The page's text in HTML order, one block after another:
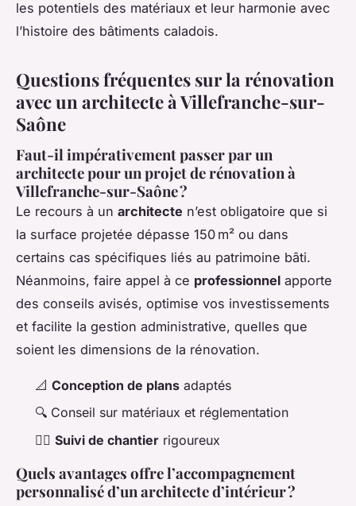
les potentiels des matériaux et leur harmonie avec
l’histoire des bâtiments caladois.
Questions fréquentes sur la rénovation
avec un architecte à Villefranche-sur-
Saône
Faut-il impérativement passer par un
architecte pour un projet de rénovation à
Villefranche-sur-Saône ?
Le recours à un architecte n’est obligatoire que si
la surface projetée dépasse 150 m² ou dans
certains cas spécifiques liés au patrimoine bâti.
Néanmoins, faire appel à ce professionnel apporte
des conseils avisés, optimise vos investissements
et facilite la gestion administrative, quelles que
soient les dimensions de la rénovation.
📐 Conception de plans adaptés
🔍 Conseil sur matériaux et réglementation
👷‍♂️ Suivi de chantier rigoureux
Quels avantages offre l’accompagnement
personnalisé d’un architecte d’intérieur ?